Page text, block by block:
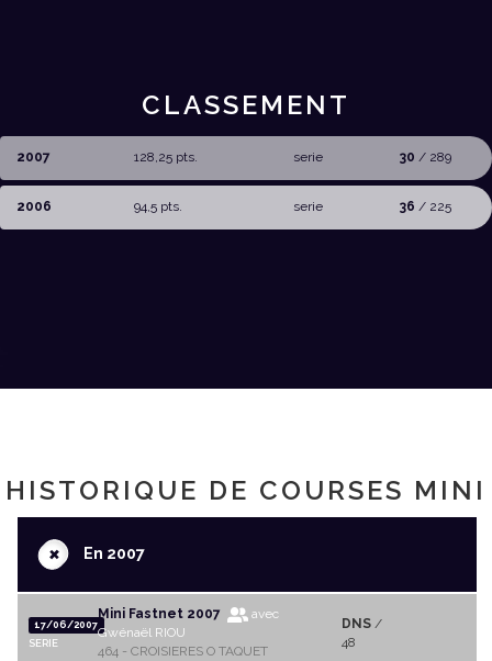
CLASSEMENT
2007 128,25 pts. serie 30 / 289
2006 94,5 pts. serie 36 / 225
HISTORIQUE DE COURSES MINI
+En 2007
17/06/2007
SERIE
Mini Fastnet 2007
avec
Gwénaël RIOU
464 - CROISIERES O TAQUET
DNS/
48